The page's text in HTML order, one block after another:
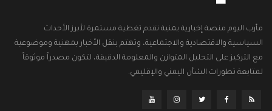
مأرب اليوم منصة إخبارية يمنية تقدم تغطية مستمرة لأبرز الأحداث
السياسية والاقتصادية والاجتماعية، وتهتم بنقل الأخبار بمهنية وموضوعية
مع التركيز على التحليل المتوازن والمعلومة الدقيقة، لتكون مصدراً موثوقاً
لمتابعة تطورات الشأن اليمني والإقليمي.